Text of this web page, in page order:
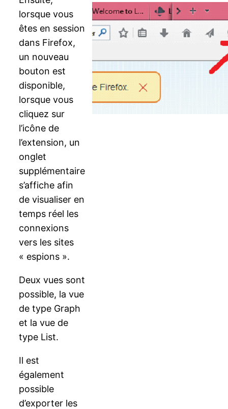
lorsque vous
êtes en session
dans Firefox,
un nouveau
bouton est
disponible,
lorsque vous
cliquez sur
l’icône de
l’extension, un
onglet
supplémentaire
s’affiche afin
de visualiser en
temps réel les
connexions
vers les sites
« espions ».
Deux vues sont
possible, la vue
de type Graph
et la vue de
type List.
Il est
également
possible
d’exporter les